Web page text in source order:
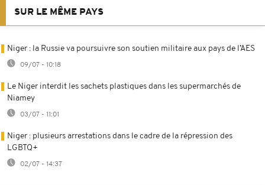
SUR LE MÊME PAYS
Niger : la Russie va poursuivre son soutien militaire aux pays de l’AES
09/07 - 10:18
Le Niger interdit les sachets plastiques dans les supermarchés de
Niamey
03/07 - 11:01
Niger : plusieurs arrestations dans le cadre de la répression des
LGBTQ+
02/07 - 14:37